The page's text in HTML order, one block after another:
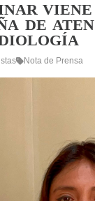
DE
Nota de Prensa